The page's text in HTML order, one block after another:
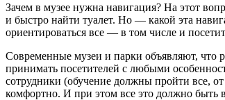
Зачем в музее нужна навигация? На этот
и быстро найти туалет. Но — какой эта
ориентироваться все — в том числе и
Современные музеи и парки объявляют, что
принимать посетителей с любыми
сотрудники (обучение должны пройти все,
комфортно. И при этом все это должно быть